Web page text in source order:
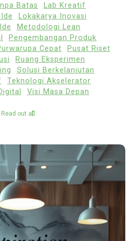
Batas
Lab Kreatif
Lokakarya Inovasi
Metodologi Lean
Pengembangan Produk
Cepat
Pusat Riset
Ruang Eksperimen
Solusi Berkelanjutan
Teknologi Akselerator
Visi Masa Depan
Read out all